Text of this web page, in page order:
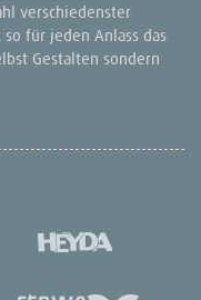
verschiedenster
für jeden Anlass das
Gestalten sondern